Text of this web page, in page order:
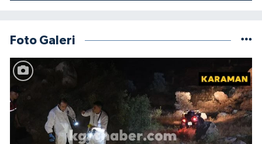
Foto Galeri